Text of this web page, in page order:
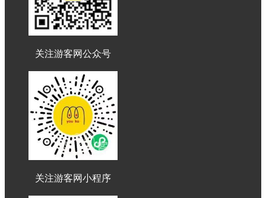
关注游客网公众号
关注游客网小程序